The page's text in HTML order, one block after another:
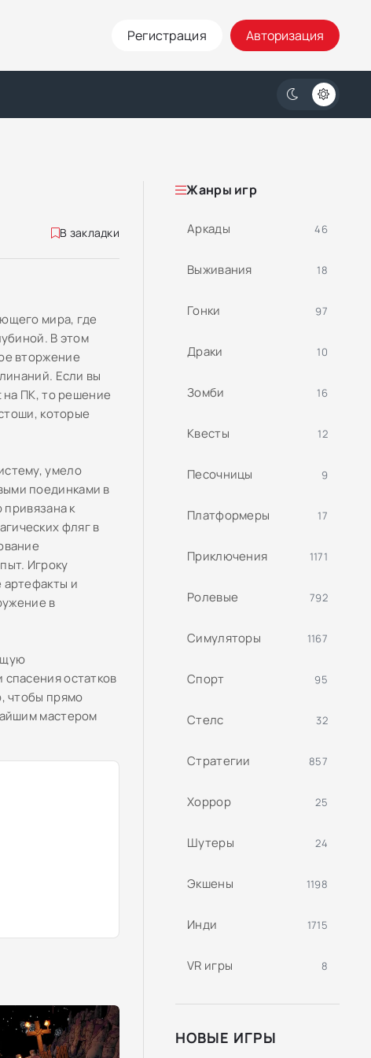
Регистрация Авторизация
В закладки
мира, где
В этом
вторжение
Если вы
ПК, то решение
которые
умело
поединками в
привязана к
фляг в
Игроку
артефакты и
в
остатков
чтобы прямо
мастером
Жанры игр
Аркады 46
Выживания 18
Гонки 97
Драки 10
Зомби 16
Квесты 12
Песочницы 9
Платформеры 17
Приключения 1171
Ролевые 792
Симуляторы 1167
Спорт 95
Стелс 32
Стратегии 857
Хоррор 25
Шутеры 24
Экшены 1198
Инди 1715
VR игры 8
НОВЫЕ ИГРЫ